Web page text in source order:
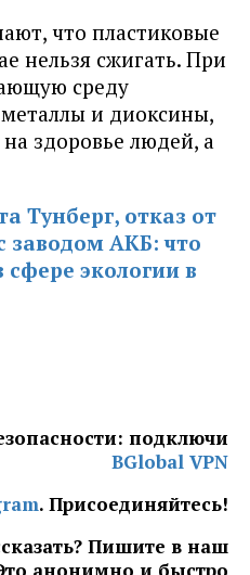
что пластиковые
нельзя сжигать. При
среду
и диоксины,
здоровье людей, а
Тунберг, отказ от
заводом АКБ: что
сфере экологии в
подключи
BGlobal VPN
. Присоединяйтесь!
Пишите в наш